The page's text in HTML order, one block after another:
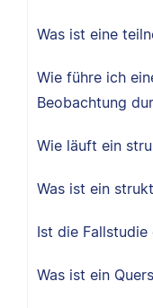
Was ist eine
Wie führe ich
Beobachtung
Wie läuft ein
Was ist ein
Ist die Fallstudie
Was ist ein